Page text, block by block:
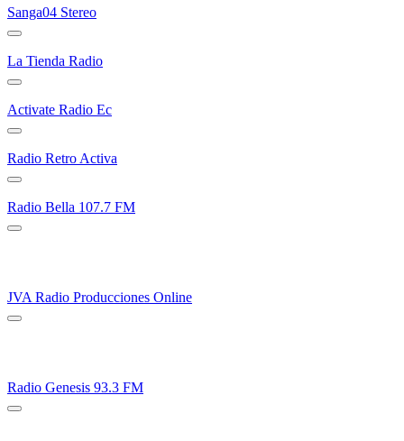
Sanga04 Stereo
La Tienda Radio
Activate Radio Ec
Radio Retro Activa
Radio Bella 107.7 FM
JVA Radio Producciones Online
Radio Genesis 93.3 FM